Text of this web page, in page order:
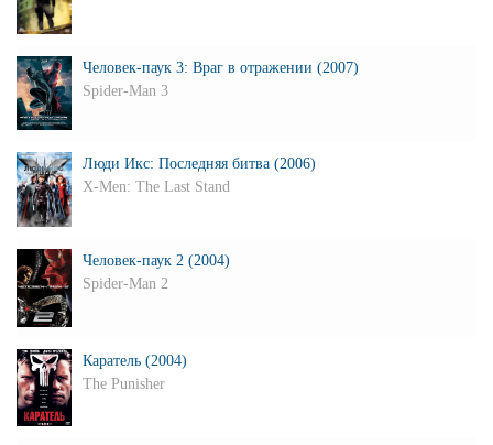
Человек-паук 3: Враг в отражении (2007)
Spider-Man 3
Люди Икс: Последняя битва (2006)
X-Men: The Last Stand
Человек-паук 2 (2004)
Spider-Man 2
Каратель (2004)
The Punisher